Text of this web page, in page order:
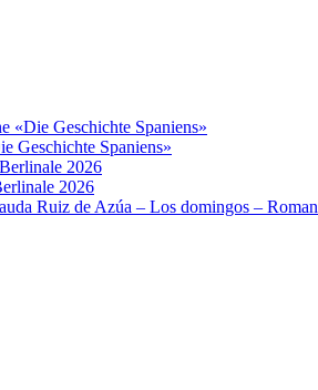
«Die Geschichte Spaniens»
Geschichte Spaniens»
2026
2026
Ruiz de Azúa – Los domingos –